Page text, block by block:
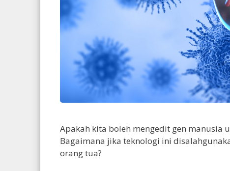
Apakah kita boleh mengedit gen manusia
Bagaimana jika teknologi ini
orang tua?